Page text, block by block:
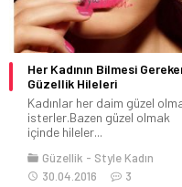
Her Kadının Bilmesi
Güzellik Hileleri
Kadınlar her daim güzel
isterler.Bazen güzel olmak
içinde hileler...
Güzellik
Style Kadın
30.04.2016
3